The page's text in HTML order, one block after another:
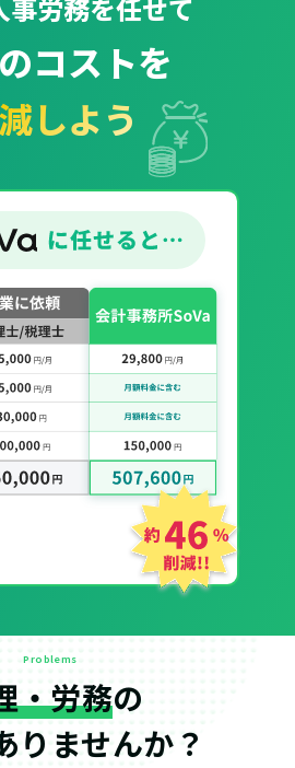
事労務を任せて
コストを
しよう
Problems
・労務の
りませんか？